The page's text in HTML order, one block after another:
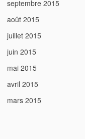
septembre 2015
août 2015
juillet 2015
juin 2015
mai 2015
avril 2015
mars 2015